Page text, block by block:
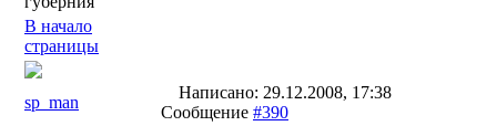
В начало
страницы
sp_man
Написано: 29.12.2008, 17:38
Сообщение #390